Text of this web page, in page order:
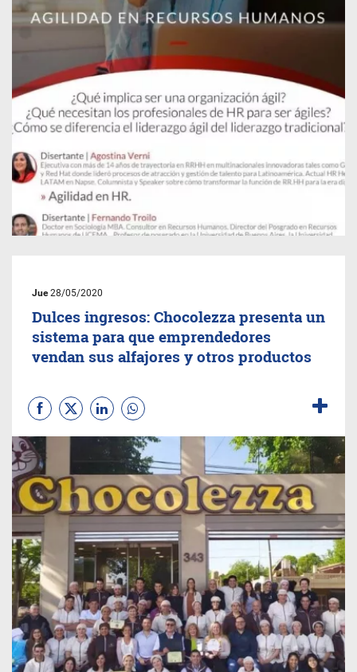
Jue28/05/2020
Dulces ingresos: Chocolezza presenta un
sistema para que emprendedores
vendan sus alfajores y otros productos